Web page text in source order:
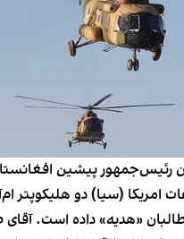
رئیس‌جمهور پیشین
«هدیه» داده است. آقای